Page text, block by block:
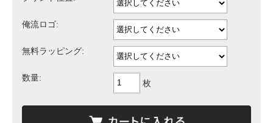
俺流ロゴ:
無料ラッピング:
数量:
枚